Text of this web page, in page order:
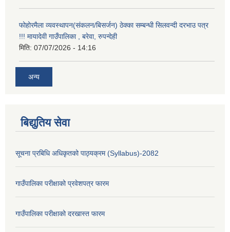
फोहोरमैला व्यवस्थापन(संकलन/बिसर्जन) ठेक्का सम्बन्धी सिलवन्दी दरभाउ पत्र
!!! मायादेवी गाउँपालिका , बरेवा, रुपन्देही
मिति: 07/07/2026 - 14:16
अन्य
बिद्युतिय सेवा
सूचना प्रबिधि अधिकृतको पाठ्यक्रम (Syllabus)-2082
गाउँपालिका परीक्षाको प्रवेशपत्र फारम
गाउँपालिका परीक्षाको दरखास्त फारम